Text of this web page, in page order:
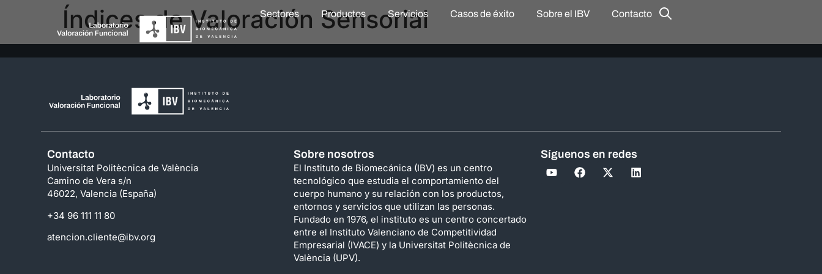
Sectores Productos Servicios Casos de éxito Sobre el IBV Contacto
Índices de Valoración Sensorial
Contacto
Universitat Politècnica de València
Camino de Vera s/n
46022, Valencia (España)
+34 96 111 11 80
atencion.cliente@ibv.org
Sobre nosotros
El Instituto de Biomecánica (IBV) es un centro
tecnológico que estudia el comportamiento del
cuerpo humano y su relación con los productos,
entornos y servicios que utilizan las personas.
Fundado en 1976, el instituto es un centro concertado
entre el Instituto Valenciano de Competitividad
Empresarial (IVACE) y la Universitat Politècnica de
València (UPV).
Síguenos en redes